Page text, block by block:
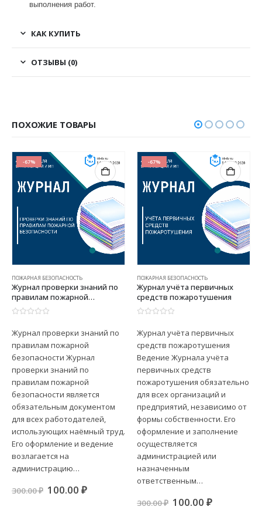
выполнения работ.
КАК КУПИТЬ
ОТЗЫВЫ (0)
ПОХОЖИЕ ТОВАРЫ
-67%
ПОЖАРНАЯ БЕЗОПАСНОСТЬ
Журнал проверки знаний по
правилам пожарной
безопасности
Журнал проверки знаний по
правилам пожарной
безопасности Журнал
проверки знаний по
правилам пожарной
безопасности является
обязательным документом
для всех работодателей,
использующих наёмный труд.
Его оформление и ведение
возлагается на
администрацию…
300.00₽ Первоначальная
100.00 ₽Текущая
-67%
ПОЖАРНАЯ БЕЗОПАСНОСТЬ
Журнал учёта первичных
средств пожаротушения
Журнал учёта первичных
средств пожаротушения
Ведение Журнала учёта
первичных средств
пожаротушения обязательно
для всех организаций и
предприятий, независимо от
формы собственности. Его
оформление и заполнение
осуществляется
администрацией или
назначенным
ответственным…
300.00₽ Первоначальная
100.00 ₽Текущая